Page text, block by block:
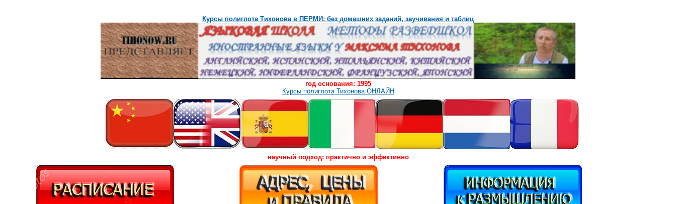
Курсы полиглота Тихонова в ПЕРМИ: без домашних заданий, заучивания и таблиц
год основания: 1995
Курсы полиглота Тихонова ОНЛАЙН
научный подход: практично и эффективно